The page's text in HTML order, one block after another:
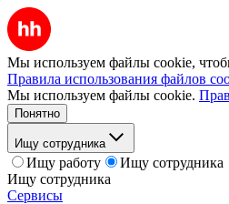
Мы используем файлы cookie,
Правила использования файлов
Мы используем файлы cookie.
Понятно
Ищу сотрудника
Ищу работу
Ищу сотрудника
Ищу сотрудника
Сервисы